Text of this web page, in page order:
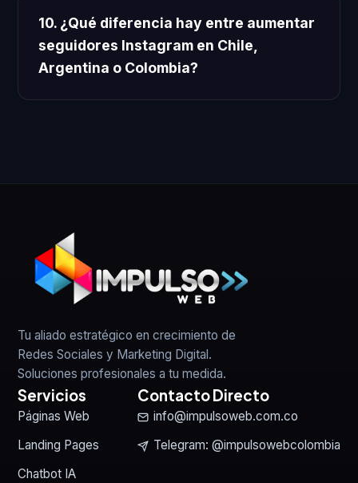
10. ¿Qué diferencia hay entre aumentar
seguidores Instagram en Chile,
Argentina o Colombia?
Tu aliado estratégico en crecimiento de
Redes Sociales y Marketing Digital.
Soluciones profesionales a tu medida.
Servicios
Páginas Web
Landing Pages
Chatbot IA
Contacto Directo
info@impulsoweb.com.co
Telegram: @impulsowebcolombia